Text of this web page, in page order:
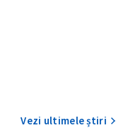
Vezi ultimele știri